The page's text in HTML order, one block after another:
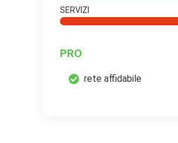
SERVIZI
PRO
rete affidabile